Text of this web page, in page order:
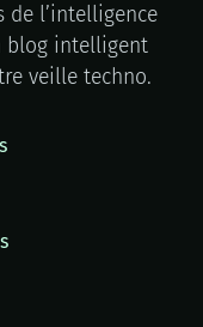
de l’intelligence
blog intelligent
veille techno.